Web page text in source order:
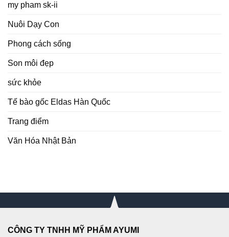
my pham sk-ii
Nuôi Dạy Con
Phong cách sống
Son môi đẹp
sức khỏe
Tế bào gốc Eldas Hàn Quốc
Trang điểm
Văn Hóa Nhật Bản
CÔNG TY TNHH MỸ PHẨM AYUMI